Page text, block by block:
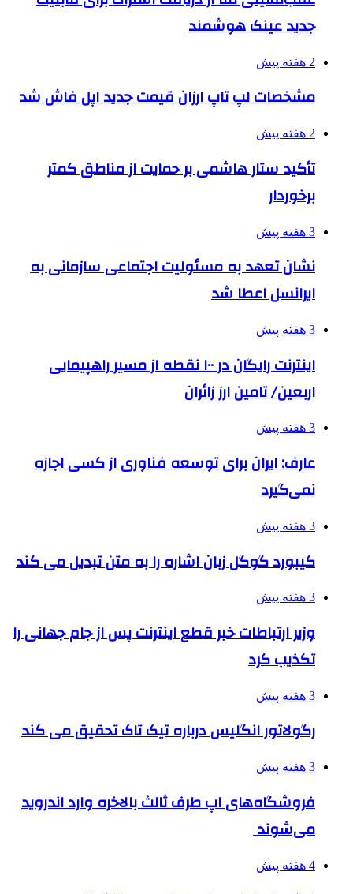
جدید عینک هوشمند
2 هفته پیش
مشخصات لپ تاپ ارزان قیمت جدید اپل فاش شد
2 هفته پیش
تأکید ستار هاشمی بر حمایت از مناطق کمتر
برخوردار
3 هفته پیش
نشان تعهد به مسئولیت اجتماعی سازمانی به
ایرانسل اعطا شد
3 هفته پیش
اینترنت رایگان در ۱۰۰ نقطه از مسیر راهپیمایی
اربعین/ تامین ارز زائران
3 هفته پیش
عارف: ایران برای توسعه فناوری از کسی اجازه
نمی‌گیرد
3 هفته پیش
کیبورد گوگل زبان اشاره را به متن تبدیل می کند
3 هفته پیش
وزیر ارتباطات خبر قطع اینترنت پس از جام جهانی را
تکذیب کرد
3 هفته پیش
رگولاتور انگلیس درباره تیک تاک تحقیق می کند
3 هفته پیش
فروشگاه‌های اپ طرف ثالث بالاخره وارد اندروید
می‌شوند
4 هفته پیش